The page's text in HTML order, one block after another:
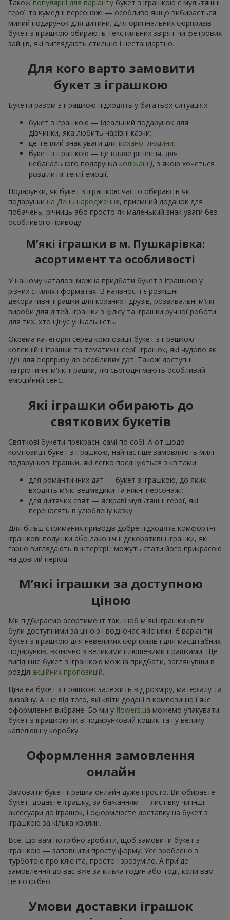
Також популярні для варіанту букет з іграшкою є мультяшні
герої та кумедні персонажі — особливо якщо вибирається
милий подарунок для дитини. Для оригінальних сюрпризів
букет з іграшкою обирають текстильних звірят чи фетрових
зайців, які виглядають стильно і нестандартно.
Для кого варто замовити
букет з іграшкою
Букети разом з іграшкою підходять у багатьох ситуаціях:
букет з іграшкою — ідеальний подарунок для
дівчинки, яка любить чарівні казки;
це теплий знак уваги для коханої людини;
букет з іграшкою — це вдале рішення, для
небанального подарунка коліжанці, з якою хочеться
розділити теплі емоції.
Подарунки, як букет з іграшкою часто обирають як
подарунки на День народження, приємний доданок для
побачень, річниць або просто як маленький знак уваги без
особливого приводу.
М’які іграшки в м. Пушкарівка:
асортимент та особливості
У нашому каталозі можна придбати букет з іграшкою у
різних стилях і форматах. В наявності є розкішні
декоративні іграшки для коханих і друзів, розвивальні м’які
вироби для дітей, іграшки з флісу та іграшки ручної роботи
для тих, хто цінує унікальність.
Окрема категорія серед композиції букет з іграшкою —
колекційні іграшки та тематичні серії іграшок, які чудово як
ідеї для сюрпризу до особливих дат. Також доступні
патріотичні м'які іграшки, які сьогодні мають особливий
емоційний сенс.
Які іграшки обирають до
святкових букетів
Святкові букети прекрасні самі по собі. А от щодо
композиції букет з іграшкою, найчастіше замовляють милі
подарункові іграшки, які легко поєднуються з квітами:
для романтичних дат — букет з іграшкою, до яких
входять м’які ведмедики та ніжні персонажі;
для дитячих свят — яскраві мультяшні герої, які
переносять в улюблену казку.
Для більш стриманих приводів добре підходять комфортні
іграшкові подушки або лаконічні декоративні іграшки, які
гарно виглядають в інтер’єрі і можуть стати його прикрасою
на довгий період.
М’які іграшки за доступною
ціною
Ми підбираємо асортимент так, щоб м`які іграшки квіти
були доступними за ціною і водночас якісними. Є варіанти
букет з іграшкою для невеликих сюрпризів і для масштабних
подарунків, включно з великими плюшевими іграшками. Ще
вигідніше букет з іграшкою можна придбати, заглянувши в
розділ акційних пропозицій.
Ціна на букет з іграшкою залежить від розміру, матеріалу та
дизайну. А ще від того, які квіти додані в композицію і яке
оформлення вибране. Бо ми у flowers.ua можемо упакувати
букет з іграшкою як в подарунковий кошик та і у велику
капелюшну коробку.
Оформлення замовлення
онлайн
Замовити букет іграшка онлайн дуже просто. Ви обираєте
букет, додаєте іграшку, за бажанням — листівку чи інші
аксесуари до іграшок, і оформлюєте доставку на букет з
іграшкою за кілька хвилин.
Все, що вам потрібно зробити, щоб замовити букет з
іграшкою — заповнити просту форму. Усе зроблено з
турботою про клієнта, просто і зрозуміло. А приїде
замовлення до вас вже за кілька годин або тоді, коли вам
це потрібно.
Умови доставки іграшок